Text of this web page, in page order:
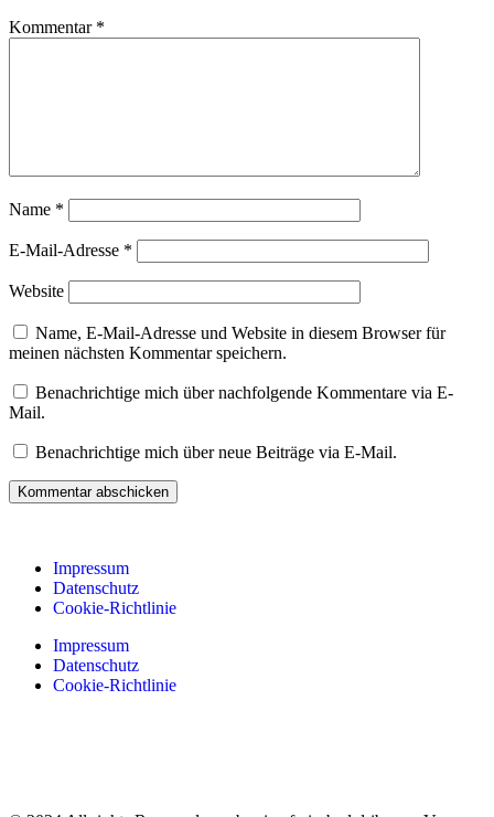
Kommentar *
Name *
E-Mail-Adresse *
Website
Name, E-Mail-Adresse und Website in diesem Browser für
meinen nächsten Kommentar speichern.
Benachrichtige mich über nachfolgende Kommentare via E-
Mail.
Benachrichtige mich über neue Beiträge via E-Mail.
Impressum
Datenschutz
Cookie-Richtlinie
Impressum
Datenschutz
Cookie-Richtlinie